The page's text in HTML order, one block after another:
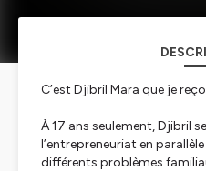
C’est Djibril Mara que je
À 17 ans seulement, Djibril
l’entrepreneuriat en
différents problèmes